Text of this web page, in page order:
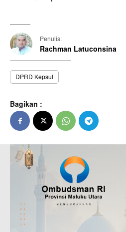
Penulis:
Rachman Latuconsina
DPRD Kepsul
Bagikan :